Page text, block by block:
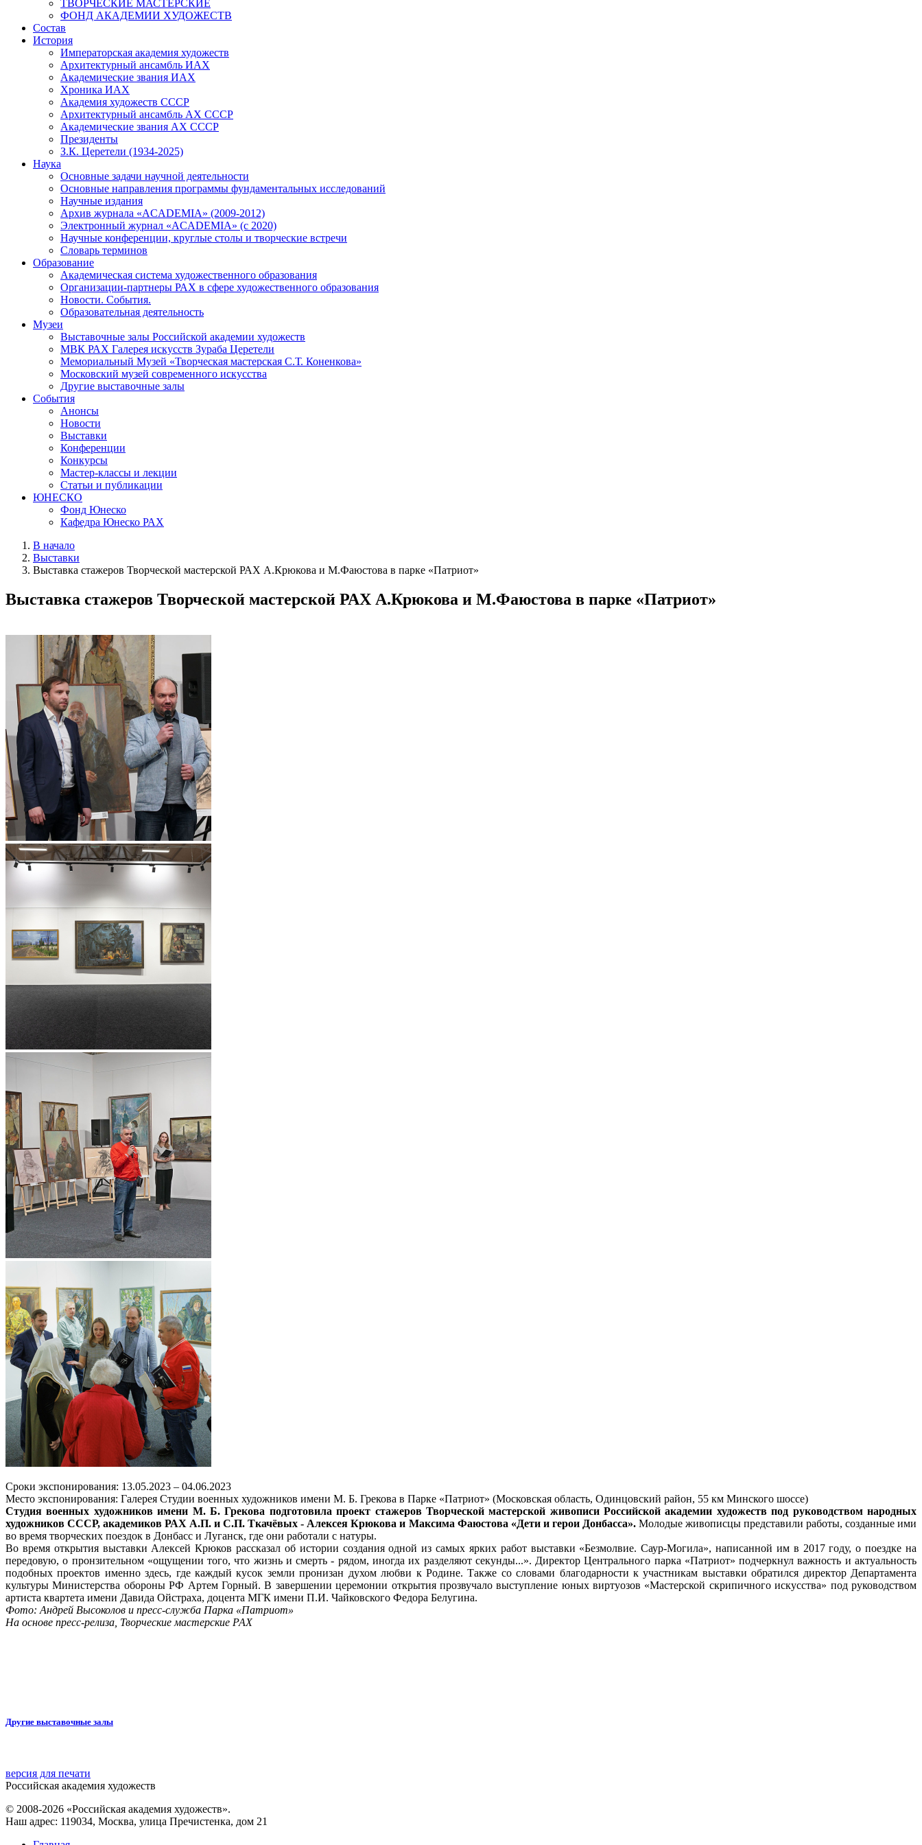
ТВОРЧЕСКИЕ МАСТЕРСКИЕ
ФОНД АКАДЕМИИ ХУДОЖЕСТВ
Состав
История
Императорская академия художеств
Архитектурный ансамбль ИАХ
Академические звания ИАХ
Хроника ИАХ
Академия художеств СССР
Архитектурный ансамбль АХ СССР
Академические звания АХ СССР
Президенты
З.К. Церетели (1934-2025)
Наука
Основные задачи научной деятельности
Основные направления программы фундаментальных исследований
Научные издания
Архив журнала «ACADEMIA» (2009-2012)
Электронный журнал «ACADEMIA» (с 2020)
Научные конференции, круглые столы и творческие встречи
Словарь терминов
Образование
Академическая система художественного образования
Организации-партнеры РАХ в сфере художественного образования
Новости. События.
Образовательная деятельность
Музеи
Выставочные залы Российской академии художеств
МВК РАХ Галерея искусств Зураба Церетели
Мемориальный Музей «Творческая мастерская С.Т. Коненкова»
Московский музей современного искусства
Другие выставочные залы
События
Анонсы
Новости
Выставки
Конференции
Конкурсы
Мастер-классы и лекции
Статьи и публикации
ЮНЕСКО
Фонд Юнеско
Кафедра Юнеско РАХ
В начало
Выставки
Выставка стажеров Творческой мастерской РАХ А.Крюкова и М.Фаюстова в парке «Патриот»
Выставка стажеров Творческой мастерской РАХ А.Крюкова и М.Фаюстова в парке «Патриот»
Сроки экспонирования: 13.05.2023 – 04.06.2023
Место экспонирования: Галерея Студии военных художников имени М. Б. Грекова в Парке «Патриот» (Московская область, Одинцовский район, 55 км Минского шоссе)
Студия военных художников имени М. Б. Грекова подготовила проект стажеров Творческой мастерской живописи Российской академии художеств под руководством народных
художников СССР, академиков РАХ А.П. и С.П. Ткачёвых - Алексея Крюкова и Максима Фаюстова «Дети и герои Донбасса».Молодые живописцы представили работы, созданные ими
во время творческих поездок в Донбасс и Луганск, где они работали с натуры.
Во время открытия выставки Алексей Крюков рассказал об истории создания одной из самых ярких работ выставки «Безмолвие. Саур-Могила», написанной им в 2017 году, о поездке на
передовую, о пронзительном «ощущении того, что жизнь и смерть - рядом, иногда их разделяют секунды...». Директор Центрального парка «Патриот» подчеркнул важность и актуальность
подобных проектов именно здесь, где каждый кусок земли пронизан духом любви к Родине. Также со словами благодарности к участникам выставки обратился директор Департамента
культуры Министерства обороны РФ Артем Горный. В завершении церемонии открытия прозвучало выступление юных виртуозов «Мастерской скрипичного искусства» под руководством
артиста квартета имени Давида Ойстраха, доцента МГК имени П.И. Чайковского Федора Белугина.
Фото: Андрей Высоколов и пресс-служба Парка «Патриот»
На основе пресс-релиза, Творческие мастерские РАХ
Другие выставочные залы
версия для печати
Российская академия художеств
© 2008-2026 «Российская академия художеств».
Наш адрес: 119034, Москва, улица Пречистенка, дом 21